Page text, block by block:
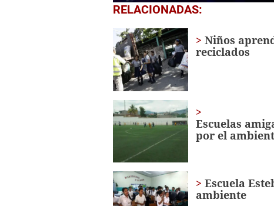
0
seconds
25
minutes,
12
secondsVolume
0%
RELACIONADAS:
Niños
reciclados
Escuelas
por el
Escuela
ambiente